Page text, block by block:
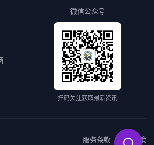
微信公众号
扫码关注获取最新资讯
服务条款 隐私政策